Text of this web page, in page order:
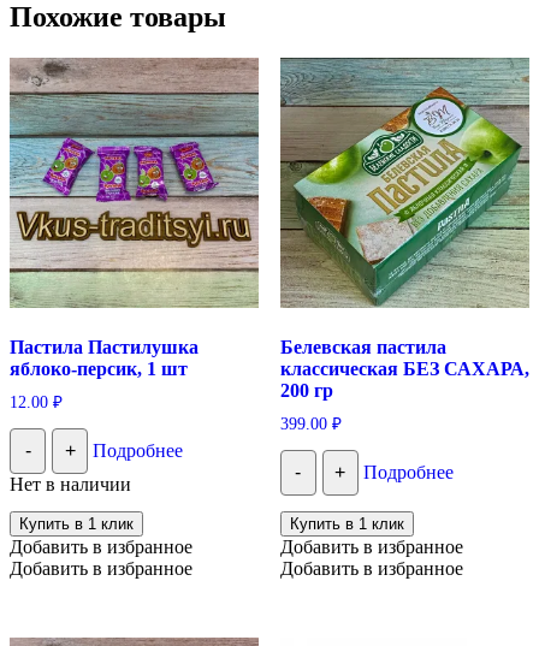
Похожие товары
Пастила Пастилушка
яблоко-персик, 1 шт
12.00 ₽
- +
Подробнее
Нет в наличии
Купить в 1 клик
Добавить в избранное
Добавить в избранное
Белевская пастила
классическая БЕЗ САХАРА,
200 гр
399.00 ₽
- + Подробнее
Купить в 1 клик
Добавить в избранное
Добавить в избранное